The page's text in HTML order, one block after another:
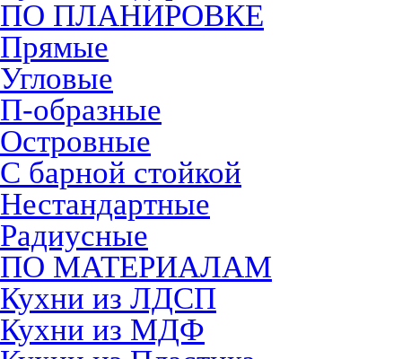
ПО ПЛАНИРОВКЕ
Прямые
Угловые
П-образные
Островные
С барной стойкой
Нестандартные
Радиусные
ПО МАТЕРИАЛАМ
Кухни из ЛДСП
Кухни из МДФ